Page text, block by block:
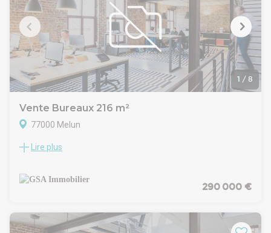
gare et du Palais de Justice, avec accès direct à l'A5, l'A6, la
RN6 et la RN105, à 48 km de Paris.
1 / 8
Vente Bureaux 216 m²
77000 Melun
MELUN, GSA IMMOBILIER propose à la vente un local situé en
Places de parkings.
Lire plus
290 000 €